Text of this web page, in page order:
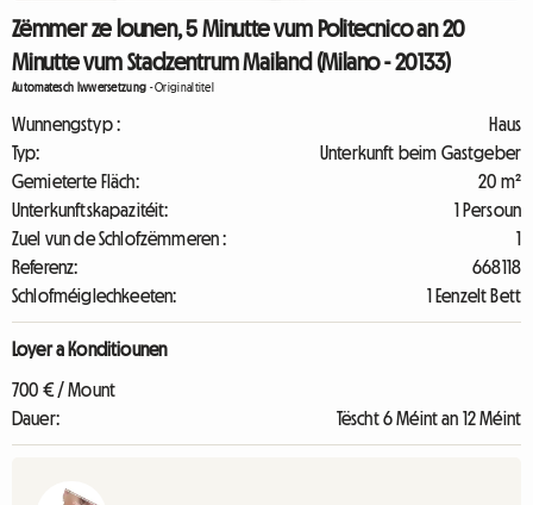
Zëmmer ze lounen, 5 Minutte vum Politecnico an 20
Minutte vum Stadzentrum Mailand (Milano - 20133)
Automatesch Iwwersetzung -Originaltitel
Wunnengstyp :
Haus
Typ:
Unterkunft beim Gastgeber
Gemieterte Fläch:
20 m²
Unterkunftskapazitéit:
1 Persoun
Zuel vun de Schlofzëmmeren :
1
Referenz:
668118
Schlofméiglechkeeten:
1 Eenzelt Bett
Loyer a Konditiounen
700 € / Mount
Dauer:
Tëscht 6 Méint an 12 Méint